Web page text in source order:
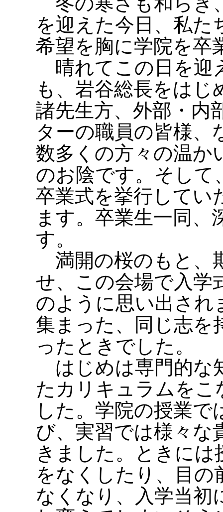
を迎えた今日、私た
希望を胸に学院を卒
晴れてこの日を迎
も、岩谷総長をはじ
諸先生方、外部・内
ターの職員の皆様、
数多くの方々の温か
のお陰です。そして
卒業式を挙行してい
ます。卒業生一同、
す。
満開の桜のもと、
せ、この会場で入学
のように思い出され
集まった、同じ志を
ったときでした。
はじめは専門的な
たカリキュラムを
した。学院の授業で
び、実習では様々な
きました。ときに
をなくしたり、目の
なくなり、入学当初